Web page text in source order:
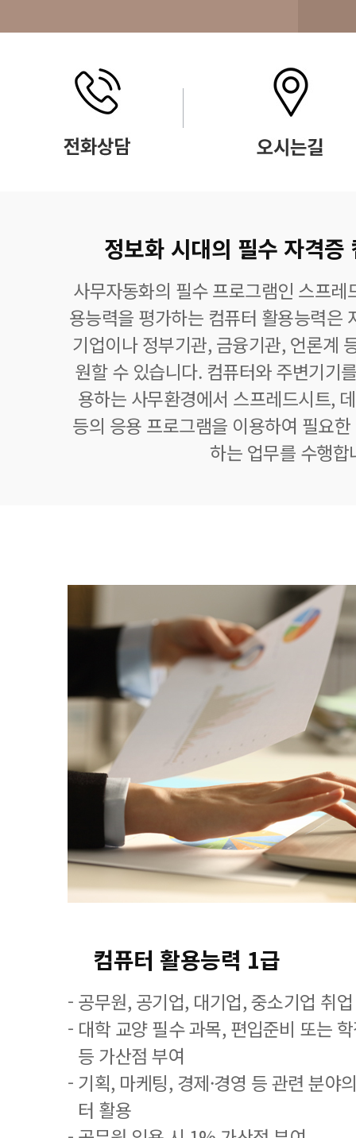
정보화 시대의 필수 자격증
사무자동화의 필수 프로그램인 스프
용능력을 평가하는 컴퓨터 활용능력은
기업이나 정부기관, 금융기관, 언론계
원할 수 있습니다. 컴퓨터와 주변기기
용하는 사무환경에서 스프레드시트,
등의 응용 프로그램을 이용하여 필요
하는 업무를 수행합
컴퓨터 활용능력 1급
- 공무원, 공기업, 대기업, 중소기업 취
- 대학 교양 필수 과목, 편입준비 또는
등 가산점 부여
- 기획, 마케팅, 경제·경영 등 관련 분야
터 활용